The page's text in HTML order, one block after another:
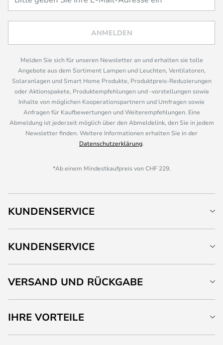
ANMELDEN
Melden Sie sich für unseren Newsletter an und erhalten sie tolle
Angebote aus dem Sortiment Lampen und Leuchten, Ventilatoren,
Solaranlagen und Smart Home Produkte, Produktpreis-Reduzierungen
oder Aktionspakete, Produktempfehlungen und -vorstellungen sowie
Inhalte von möglichen Kooperationspartnern und Umfragen sowie
Anfragen für Kaufbewertungen und Weiterempfehlungen. Eine
Abmeldung ist jederzeit möglich über den Abmeldelink, den Sie in jedem
Newsletter finden. Weitere Informationen erhalten Sie in der
Datenschutzerklärung.
*Ab einem Mindestkaufpreis von CHF 229.
KUNDENSERVICE
KUNDENSERVICE
VERSAND UND RÜCKGABE
IHRE VORTEILE